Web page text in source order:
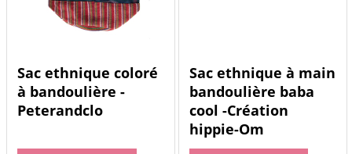
Sac ethnique coloré
à bandoulière -
Peterandclo
Sac ethnique à main
bandoulière baba
cool -Création
hippie-Om